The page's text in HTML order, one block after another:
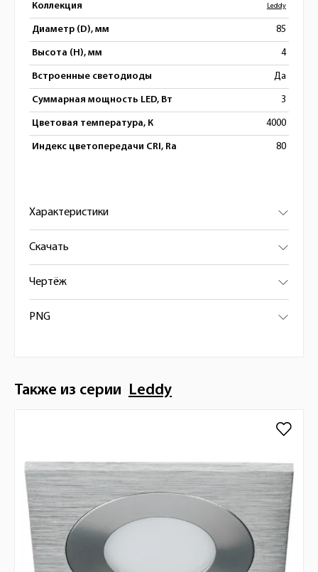
Коллекция Leddy
Диаметр (D), мм 85
Высота (H), мм 4
Встроенные светодиоды Да
Суммарная мощность LED, Вт 3
Цветовая температура, К 4000
Индекс цветопередачи CRI, Ra 80
Характеристики
Скачать
Чертёж
PNG
Также из серии Leddy